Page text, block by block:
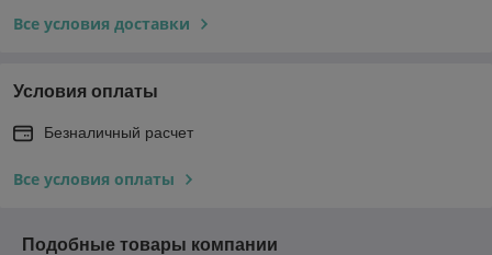
Все условия доставки
Условия оплаты
Безналичный расчет
Все условия оплаты
Подобные товары компании